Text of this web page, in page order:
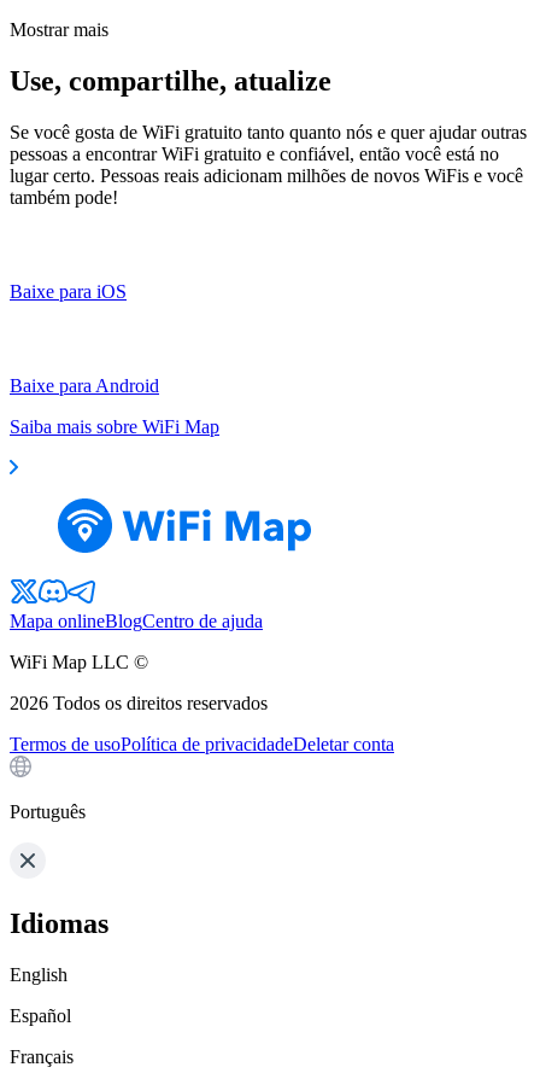
Mostrar mais
Use, compartilhe, atualize
Se você gosta de WiFi gratuito tanto quanto nós e quer ajudar outras
pessoas a encontrar WiFi gratuito e confiável, então você está no
lugar certo. Pessoas reais adicionam milhões de novos WiFis e você
também pode!
Baixe para iOS
Baixe para Android
Saiba mais sobre WiFi Map
Mapa onlineBlogCentro de ajuda
WiFi Map LLC ©
2026 Todos os direitos reservados
Termos de usoPolítica de privacidadeDeletar conta
Português
Idiomas
English
Español
Français